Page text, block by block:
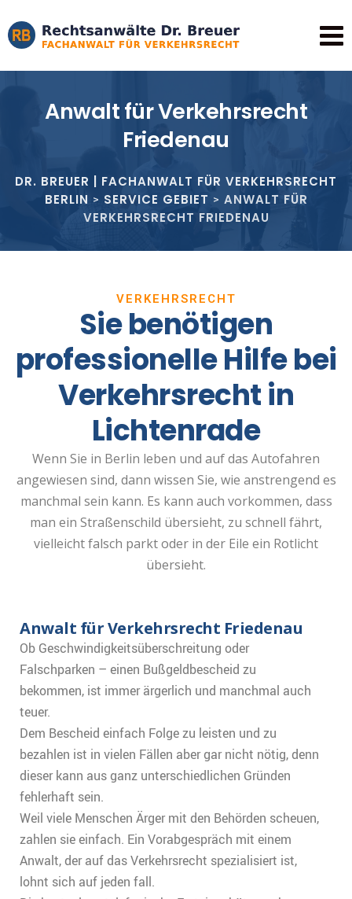
Anwalt für Verkehrsrecht
Friedenau
DR. BREUER | FACHANWALT FÜR VERKEHRSRECHT
BERLIN > SERVICE GEBIET > ANWALT FÜR
VERKEHRSRECHT FRIEDENAU
VERKEHRSRECHT
Sie benötigen
professionelle Hilfe bei
Verkehrsrecht in
Lichtenrade
Wenn Sie in Berlin leben und auf das Autofahren
angewiesen sind, dann wissen Sie, wie anstrengend es
manchmal sein kann. Es kann auch vorkommen, dass
man ein Straßenschild übersieht, zu schnell fährt,
vielleicht falsch parkt oder in der Eile ein Rotlicht
übersieht.
Anwalt für Verkehrsrecht Friedenau
Ob Geschwindigkeitsüberschreitung oder
Falschparken – einen Bußgeldbescheid zu
bekommen, ist immer ärgerlich und manchmal auch
teuer.
Dem Bescheid einfach Folge zu leisten und zu
bezahlen ist in vielen Fällen aber gar nicht nötig, denn
dieser kann aus ganz unterschiedlichen Gründen
fehlerhaft sein.
Weil viele Menschen Ärger mit den Behörden scheuen,
zahlen sie einfach. Ein Vorabgespräch mit einem
Anwalt, der auf das Verkehrsrecht spezialisiert ist,
lohnt sich auf jeden fall.